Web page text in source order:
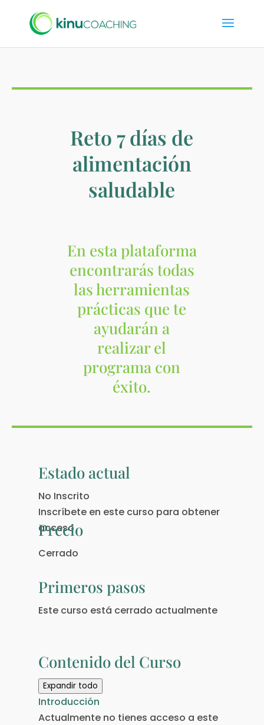
Reto 7 días de
alimentación
saludable
En esta plataforma
encontrarás todas
las herramientas
prácticas que te
ayudarán a
realizar el
programa con
éxito.
Estado actual
No Inscrito
Inscríbete en este curso para obtener
acceso
Precio
Cerrado
Primeros pasos
Este curso está cerrado actualmente
Contenido del Curso
Expandir todo
Semanas
Introducción
Actualmente no tienes acceso a este